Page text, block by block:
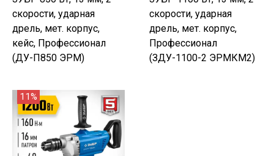
скорости, ударная
дрель, мет. корпус,
кейс, Профессионал
(ДУ-П850 ЭРМ)
скорости, ударная
дрель, мет. корпус,
Профессионал
(ЗДУ-1100-2 ЭРМКМ2)
11%